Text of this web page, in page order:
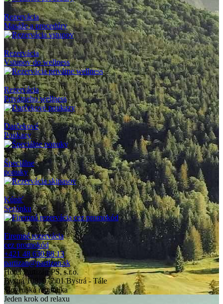
Rezervácia
Masáže a procedúry
Rezervácia
Vstupov do wellness
Rezervácia
Privátneho wellness
Darčekové
Poukazy
Špeciálne
ponuky
Kúpiť
Sezónku
Firemné rezervácia
cez promokód
+421 48 630 88 13
partizan@partizan.sk
Hotel Partizán PS, s.r.o.
Bystrá 108, 977 01 Bystrá - Tále
Slovenská republika
Jeden krok od relaxu